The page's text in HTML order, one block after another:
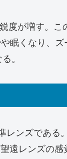
度が増す。こ
眠くなり、
。
ンズである
遠レンズの